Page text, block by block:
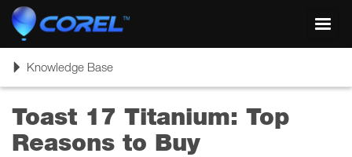
ToggleKnowledge Base
Toast 17 Titanium: Top
Reasons to Buy